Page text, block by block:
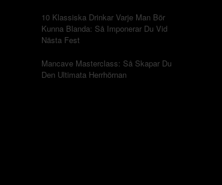
10 Klassiska Drinkar Varje Man Bör
Kunna Blanda: Så Imponerar Du Vid
Nästa Fest
Mancave Masterclass: Så Skapar Du
Den Ultimata Herrhörnan